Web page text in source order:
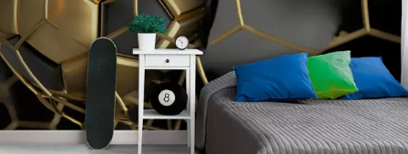
Premium vinyl
650.00 390 .00kr/m²
Peel and Stick
925.00555.00kr/m²